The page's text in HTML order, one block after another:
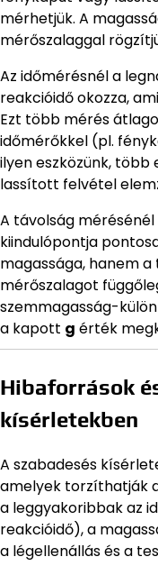
mérhetjük. A
mérőszalaggal
Az időmérésnél a
reakcióidő okozza,
Ezt több mérés
időmérőkkel (pl.
ilyen eszközünk, több
lassított felvétel
A távolság
kiindulópontja
magassága, hanem
mérőszalagot
szemmagasság-
a kapott g érték
Hibaforrások
kísérletekben
A szabadesés
amelyek torzíthatják
a leggyakoribbak az
reakcióidő), a
a légellenállás és a